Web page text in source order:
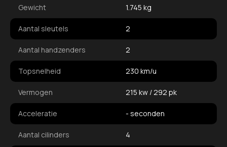
Gewicht 1.745 kg
Aantal sleutels 2
Aantal handzenders 2
Topsnelheid 230 km/u
Vermogen 215 kw / 292 pk
Acceleratie - seconden
Aantal cilinders 4